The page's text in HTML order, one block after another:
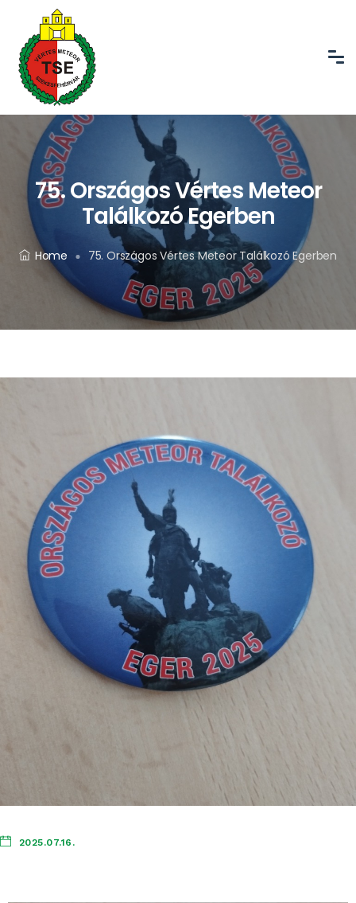
75. Országos Vértes Meteor
Találkozó Egerben
Home 75. Országos Vértes Meteor Találkozó Egerben
2025.07.16.